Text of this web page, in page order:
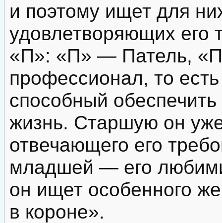
и поэтому ищет для
удовлетворяющих
«П»: «П» — Патель,
профессионал, то
способный
жизнь. Старшую он
отвечающего его
младшей — его
он ищет особенного
в короне».